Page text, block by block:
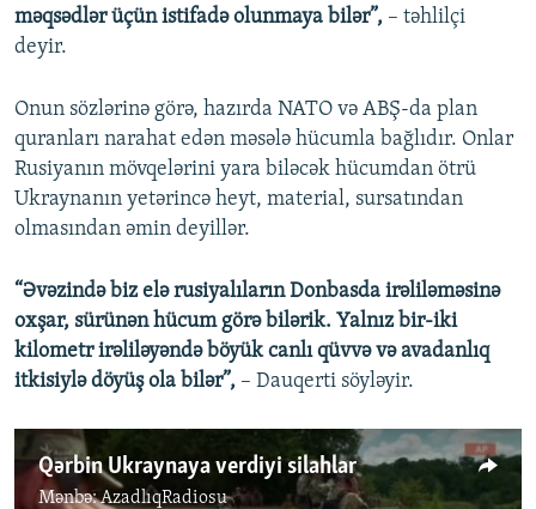
məqsədlər üçün istifadə olunmaya bilər”, – təhlilçi
deyir.
Onun sözlərinə görə, hazırda NATO və ABŞ-da plan
quranları narahat edən məsələ hücumla bağlıdır. Onlar
Rusiyanın mövqelərini yara biləcək hücumdan ötrü
Ukraynanın yetərincə heyt, material, sursatından
olmasından əmin deyillər.
“Əvəzində biz elə rusiyalıların Donbasda irəliləməsinə
oxşar, sürünən hücum görə bilərik. Yalnız bir-iki
kilometr irəliləyəndə böyük canlı qüvvə və avadanlıq
itkisiylə döyüş ola bilər”, – Dauqerti söyləyir.
Qərbin Ukraynaya verdiyi silahlar
Mənbə:AzadlıqRadiosu